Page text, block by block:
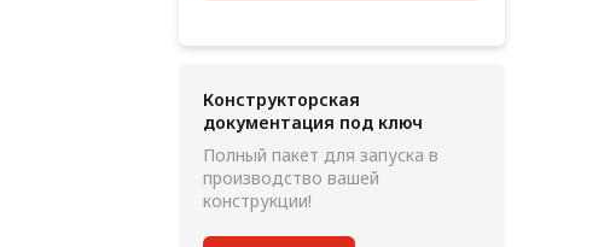
Конструкторская
документация под ключ
Полный пакет для запуска в
производство вашей
конструкции!